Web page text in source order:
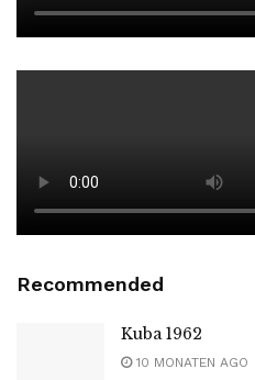
Recommended
Kuba 1962
10 MONATEN AGO